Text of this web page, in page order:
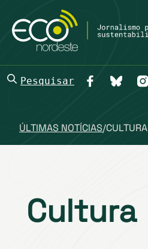
Pesquisar
ÚLTIMAS NOTÍCIAS/CULTURA
Cultura